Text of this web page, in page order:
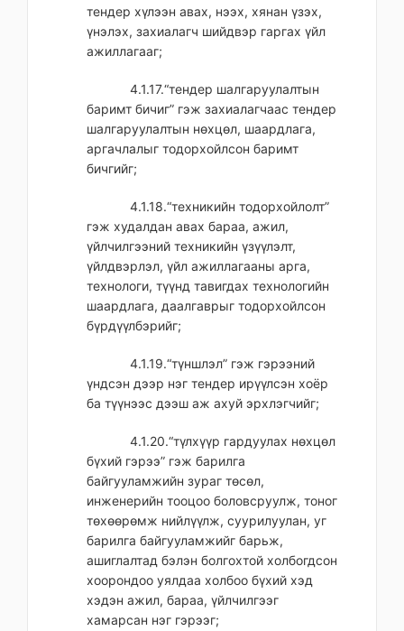
тендер хүлээн авах, нээх, хянан үзэх,
үнэлэх, захиалагч шийдвэр гаргах үйл
ажиллагааг;
4.1.17.“тендер шалгаруулалтын
баримт бичиг” гэж захиалагчаас тендер
шалгаруулалтын нөхцөл, шаардлага,
аргачлалыг тодорхойлсон баримт
бичгийг;
4.1.18.“техникийн тодорхойлолт”
гэж худалдан авах бараа, ажил,
үйлчилгээний техникийн үзүүлэлт,
үйлдвэрлэл, үйл ажиллагааны арга,
технологи, түүнд тавигдах технологийн
шаардлага, даалгаврыг тодорхойлсон
бүрдүүлбэрийг;
4.1.19.“түншлэл” гэж гэрээний
үндсэн дээр нэг тендер ирүүлсэн хоёр
ба түүнээс дээш аж ахуй эрхлэгчийг;
4.1.20.“түлхүүр гардуулах нөхцөл
бүхий гэрээ” гэж барилга
байгууламжийн зураг төсөл,
инженерийн тооцоо боловсруулж, тоног
төхөөрөмж нийлүүлж, суурилуулан, уг
барилга байгууламжийг барьж,
ашиглалтад бэлэн болгохтой холбогдсон
хоорондоо уялдаа холбоо бүхий хэд
хэдэн ажил, бараа, үйлчилгээг
хамарсан нэг гэрээг;